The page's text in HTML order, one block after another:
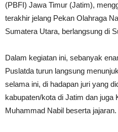
(PBFI) Jawa Timur (Jatim),
terakhir jelang Pekan Olahraga
Sumatera Utara, berlangsung di
Dalam kegiatan ini, sebanyak
Puslatda turun langsung
selama ini, di hadapan juri yang
kabupaten/kota di Jatim dan juga
Muhammad Nabil beserta jajaran.